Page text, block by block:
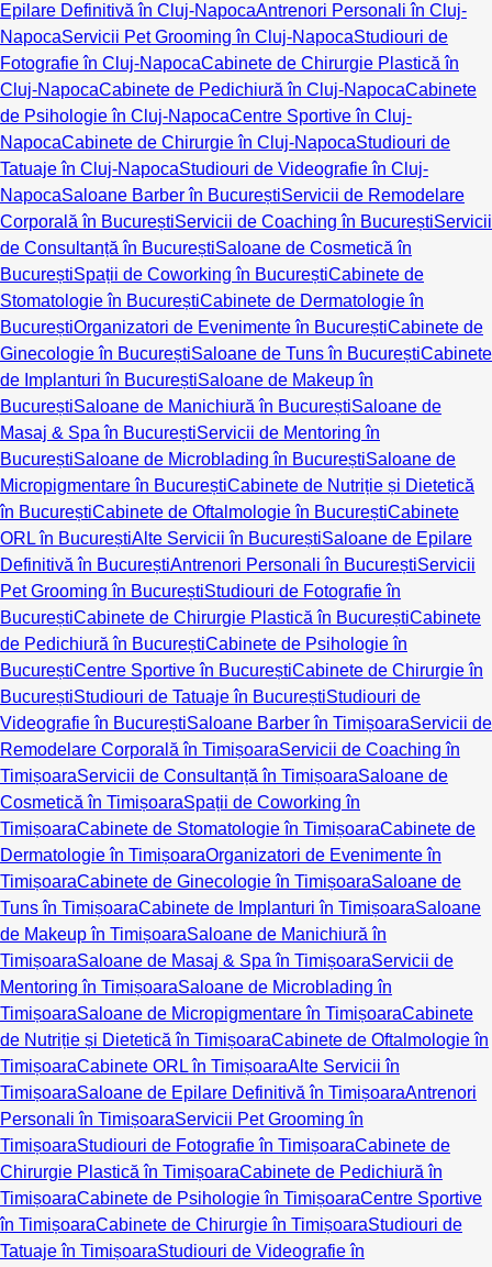
Epilare Definitivă în Cluj-NapocaAntrenori Personali în Cluj-
NapocaServicii Pet Grooming în Cluj-NapocaStudiouri de
Fotografie în Cluj-NapocaCabinete de Chirurgie Plastică în
Cluj-NapocaCabinete de Pedichiură în Cluj-NapocaCabinete
de Psihologie în Cluj-NapocaCentre Sportive în Cluj-
NapocaCabinete de Chirurgie în Cluj-NapocaStudiouri de
Tatuaje în Cluj-NapocaStudiouri de Videografie în Cluj-
NapocaSaloane Barber în BucureștiServicii de Remodelare
Corporală în BucureștiServicii de Coaching în BucureștiServicii
de Consultanță în BucureștiSaloane de Cosmetică în
BucureștiSpații de Coworking în BucureștiCabinete de
Stomatologie în BucureștiCabinete de Dermatologie în
BucureștiOrganizatori de Evenimente în BucureștiCabinete de
Ginecologie în BucureștiSaloane de Tuns în BucureștiCabinete
de Implanturi în BucureștiSaloane de Makeup în
BucureștiSaloane de Manichiură în BucureștiSaloane de
Masaj & Spa în BucureștiServicii de Mentoring în
BucureștiSaloane de Microblading în BucureștiSaloane de
Micropigmentare în BucureștiCabinete de Nutriție și Dietetică
în BucureștiCabinete de Oftalmologie în BucureștiCabinete
ORL în BucureștiAlte Servicii în BucureștiSaloane de Epilare
Definitivă în BucureștiAntrenori Personali în BucureștiServicii
Pet Grooming în BucureștiStudiouri de Fotografie în
BucureștiCabinete de Chirurgie Plastică în BucureștiCabinete
de Pedichiură în BucureștiCabinete de Psihologie în
BucureștiCentre Sportive în BucureștiCabinete de Chirurgie în
BucureștiStudiouri de Tatuaje în BucureștiStudiouri de
Videografie în BucureștiSaloane Barber în TimișoaraServicii de
Remodelare Corporală în TimișoaraServicii de Coaching în
TimișoaraServicii de Consultanță în TimișoaraSaloane de
Cosmetică în TimișoaraSpații de Coworking în
TimișoaraCabinete de Stomatologie în TimișoaraCabinete de
Dermatologie în TimișoaraOrganizatori de Evenimente în
TimișoaraCabinete de Ginecologie în TimișoaraSaloane de
Tuns în TimișoaraCabinete de Implanturi în TimișoaraSaloane
de Makeup în TimișoaraSaloane de Manichiură în
TimișoaraSaloane de Masaj & Spa în TimișoaraServicii de
Mentoring în TimișoaraSaloane de Microblading în
TimișoaraSaloane de Micropigmentare în TimișoaraCabinete
de Nutriție și Dietetică în TimișoaraCabinete de Oftalmologie în
TimișoaraCabinete ORL în TimișoaraAlte Servicii în
TimișoaraSaloane de Epilare Definitivă în TimișoaraAntrenori
Personali în TimișoaraServicii Pet Grooming în
TimișoaraStudiouri de Fotografie în TimișoaraCabinete de
Chirurgie Plastică în TimișoaraCabinete de Pedichiură în
TimișoaraCabinete de Psihologie în TimișoaraCentre Sportive
în TimișoaraCabinete de Chirurgie în TimișoaraStudiouri de
Tatuaje în TimișoaraStudiouri de Videografie în